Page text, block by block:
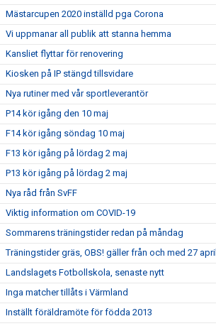
Mästarcupen 2020 inställd pga Corona
Vi uppmanar all publik att stanna hemma
Kansliet flyttar för renovering
Kiosken på IP stängd tillsvidare
Nya rutiner med vår sportleverantör
P14 kör igång den 10 maj
F14 kör igång söndag 10 maj
F13 kör igång på lördag 2 maj
P13 kör igång på lördag 2 maj
Nya råd från SvFF
Viktig information om COVID-19
Sommarens träningstider redan på måndag
Träningstider gräs, OBS! gäller från och med 27 april
Landslagets Fotbollskola, senaste nytt
Inga matcher tillåts i Värmland
Inställt föräldramöte för födda 2013